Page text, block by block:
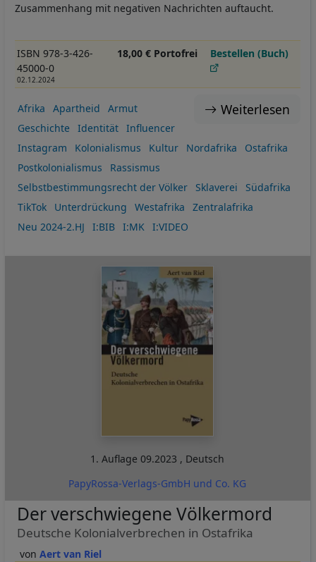
Zusammenhang mit negativen Nachrichten auftaucht.
ISBN 978-3-426-
45000-0
02.12.2024
18,00 € Portofrei Bestellen (Buch)
Weiterlesen
Afrika Apartheid
Armut
Geschichte
Identität
Influencer
Instagram
Kolonialismus Kultur Nordafrika
Ostafrika
Postkolonialismus
Rassismus
Selbstbestimmungsrecht der Völker
Sklaverei
Südafrika
TikTok
Unterdrückung Westafrika
Zentralafrika
Neu 2024-2.HJ
I:BIB I:MK I:VIDEO
1. Auflage09.2023 , Deutsch
PapyRossa-Verlags-GmbH und Co. KG
Aert van Riel
Der verschwiegene Völkermord
Deutsche Kolonialverbrechen in Ostafrika